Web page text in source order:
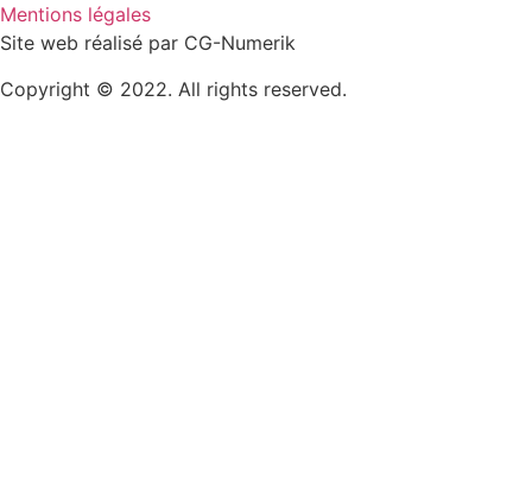
Mentions légales
Site web réalisé par CG-Numerik
Copyright © 2022. All rights reserved.